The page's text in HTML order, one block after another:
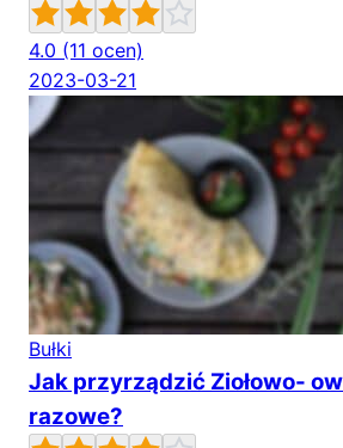
4.0 (11 ocen)
2023-03-21
Bułki
Jak przyrządzić Ziołowo-
razowe?